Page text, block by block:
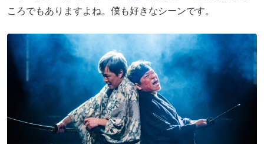
ころでもありますよね。僕も好きなシーンです。